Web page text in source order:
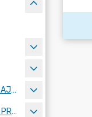
PROJEKTY UCHWAŁ WYMAGAJĄCE KONSULTACJI
PLAN ZAGOSPODAROWANIA PRZESTRZENNEGO